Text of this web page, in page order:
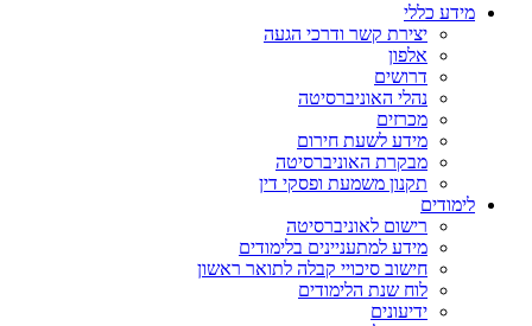
מידע כללי
יצירת קשר ודרכי הגעה
אלפון
דרושים
נהלי האוניברסיטה
מכרזים
מידע לשעת חירום
מבקרת האוניברסיטה
תקנון משמעת ופסקי דין
לימודים
רישום לאוניברסיטה
מידע למתעניינים בלימודים
חישוב סיכויי קבלה לתואר ראשון
לוח שנת הלימודים
ידיעונים